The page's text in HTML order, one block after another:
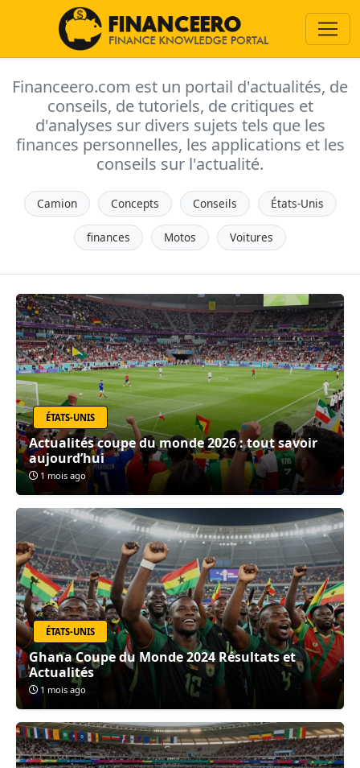
Financeero.com est un portail d'actualités, de
conseils, de tutoriels, de critiques et
d'analyses sur divers sujets tels que les
finances personnelles, les applications et les
conseils sur l'actualité.
Camion Concepts Conseils États-Unis
finances Motos Voitures
ÉTATS-UNIS
Actualités coupe du monde 2026 : tout savoir
aujourd’hui
1 mois ago
ÉTATS-UNIS
Ghana Coupe du Monde 2024 Résultats et
Actualités
1 mois ago